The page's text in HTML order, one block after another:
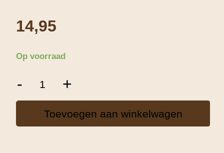
14,95
Op voorraad
-
Pakket
aantal
+
Toevoegen aan winkelwagen